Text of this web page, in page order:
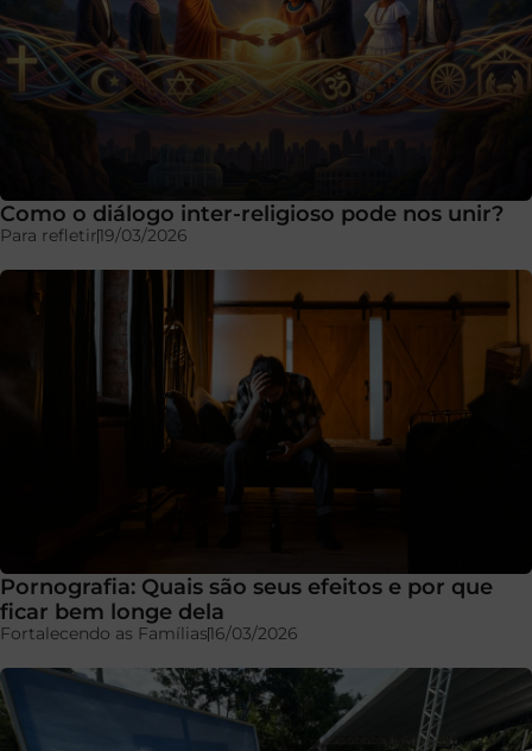
Como o diálogo inter-religioso pode nos unir?
Para refletir19/03/2026
Pornografia: Quais são seus efeitos e por que
ficar bem longe dela
Fortalecendo as Famílias16/03/2026